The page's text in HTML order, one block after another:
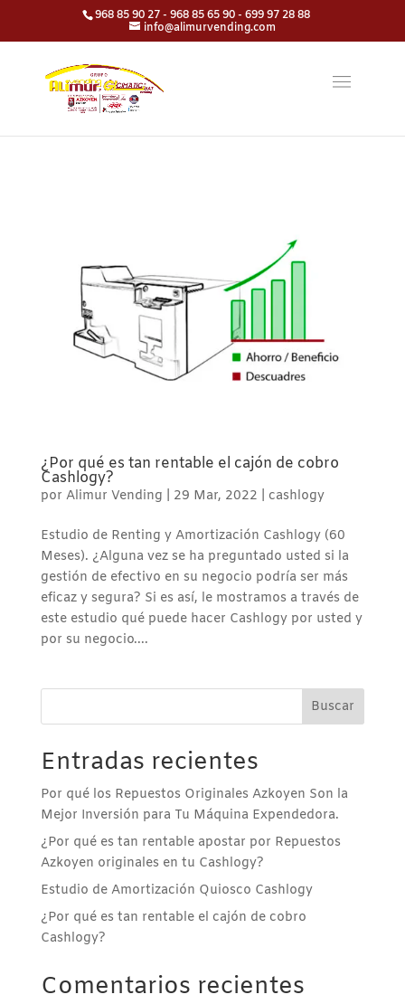
968 85 90 27 - 968 85 65 90 - 699 97 28 88
info@alimurvending.com
¿Por qué es tan rentable el cajón de cobro
Cashlogy?
por Alimur Vending 29 Mar, 2022 cashlogy
Estudio de Renting y Amortización Cashlogy (60
Meses). ¿Alguna vez se ha preguntado usted si la
gestión de efectivo en su negocio podría ser más
eficaz y segura? Si es así, le mostramos a través de
este estudio qué puede hacer Cashlogy por usted y
por su negocio....
Buscar
Entradas recientes
Por qué los Repuestos Originales Azkoyen Son la
Mejor Inversión para Tu Máquina Expendedora.
¿Por qué es tan rentable apostar por Repuestos
Azkoyen originales en tu Cashlogy?
Estudio de Amortización Quiosco Cashlogy
¿Por qué es tan rentable el cajón de cobro
Cashlogy?
Comentarios recientes